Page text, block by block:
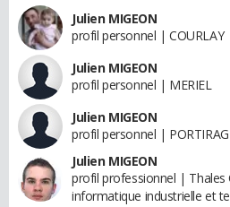
Julien MIGEON
profil personnel | COURLAY
Julien MIGEON
profil personnel | MERIEL
Julien MIGEON
profil personnel |
Julien MIGEON
profil professionnel | Thales
informatique industrielle et